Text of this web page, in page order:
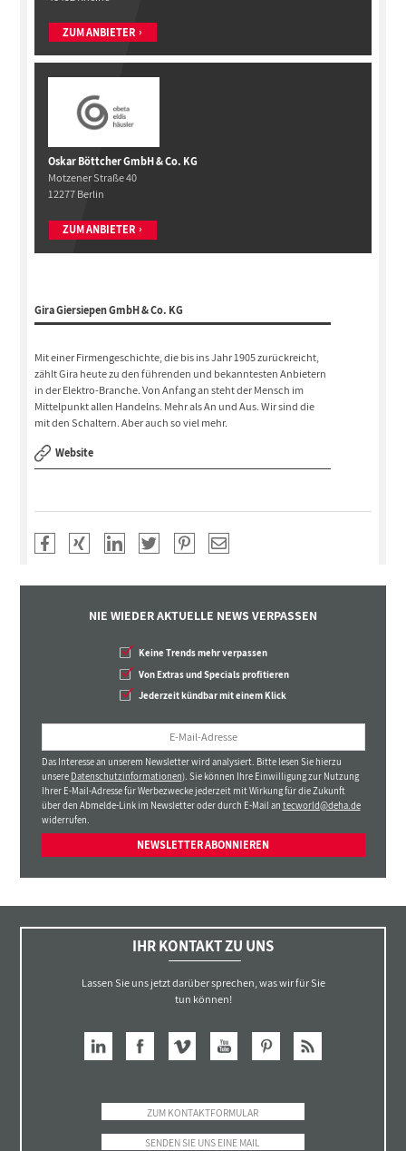
ZUM ANBIETER
Oskar Böttcher GmbH & Co. KG
Motzener Straße 40
12277 Berlin
ZUM ANBIETER
Gira Giersiepen GmbH & Co. KG
Mit einer Firmengeschichte, die bis ins Jahr 1905 zurückreicht,
zählt Gira heute zu den führenden und bekanntesten Anbietern
in der Elektro-Branche. Von Anfang an steht der Mensch im
Mittelpunkt allen Handelns. Mehr als An und Aus. Wir sind die
mit den Schaltern. Aber auch so viel mehr.
Website
NIE WIEDER AKTUELLE NEWS VERPASSEN
Keine Trends mehr verpassen
Von Extras und Specials profitieren
Jederzeit kündbar mit einem Klick
Das Interesse an unserem Newsletter wird analysiert. Bitte lesen Sie hierzu
unsere Datenschutzinformationen). Sie können Ihre Einwilligung zur Nutzung
Ihrer E-Mail-Adresse für Werbezwecke jederzeit mit Wirkung für die Zukunft
über den Abmelde-Link im Newsletter oder durch E-Mail an tecworld@deha.de
widerrufen.
NEWSLETTER ABONNIEREN
IHR KONTAKT ZU UNS
Lassen Sie uns jetzt darüber sprechen, was wir für Sie
tun können!
ZUM KONTAKTFORMULAR
SENDEN SIE UNS EINE MAIL